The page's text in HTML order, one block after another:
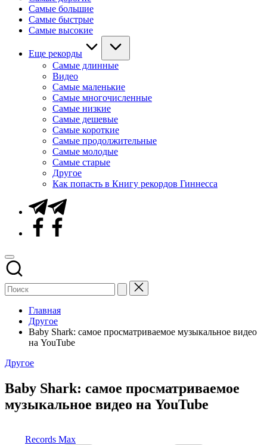
Самые большие
Самые быстрые
Самые высокие
Еще рекорды
Самые длинные
Видео
Самые маленькие
Самые многочисленные
Самые низкие
Самые дешевые
Самые короткие
Самые продолжительные
Самые молодые
Самые старые
Другое
Как попасть в Книгу рекордов Гиннесса
Telegram
Facebook
Главная
Другое
Baby Shark: самое просматриваемое музыкальное видео
на YouTube
Опубликовано
Другое
Baby Shark: самое просматриваемое
музыкальное видео на YouTube
Records Max